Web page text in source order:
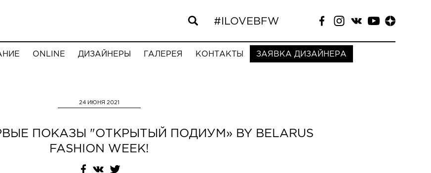
#ILOVEBFW
ONLINE ДИЗАЙНЕРЫ ГАЛЕРЕЯ КОНТАКТЫ ЗАЯВКА ДИЗАЙНЕРА
24 ИЮНЯ 2021
ПОКАЗЫ "ОТКРЫТЫЙ ПОДИУМ» BY BELARUS
FASHION WEEK!